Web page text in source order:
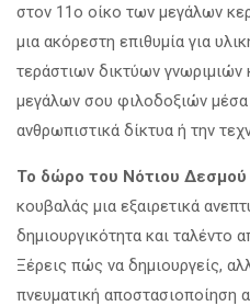
στον 11ο οίκο των μεγάλων
μια ακόρεστη επιθυμία για
τεράστιων δικτύων
μεγάλων σου φιλοδοξιών
ανθρωπιστικά δίκτυα ή την
Το δώρο του Νότιου Δεσμού
κουβαλάς μια εξαιρετικά
δημιουργικότητα και ταλέντο
Ξέρεις πώς να δημιουργείς,
πνευματική αποστασιοποίηση